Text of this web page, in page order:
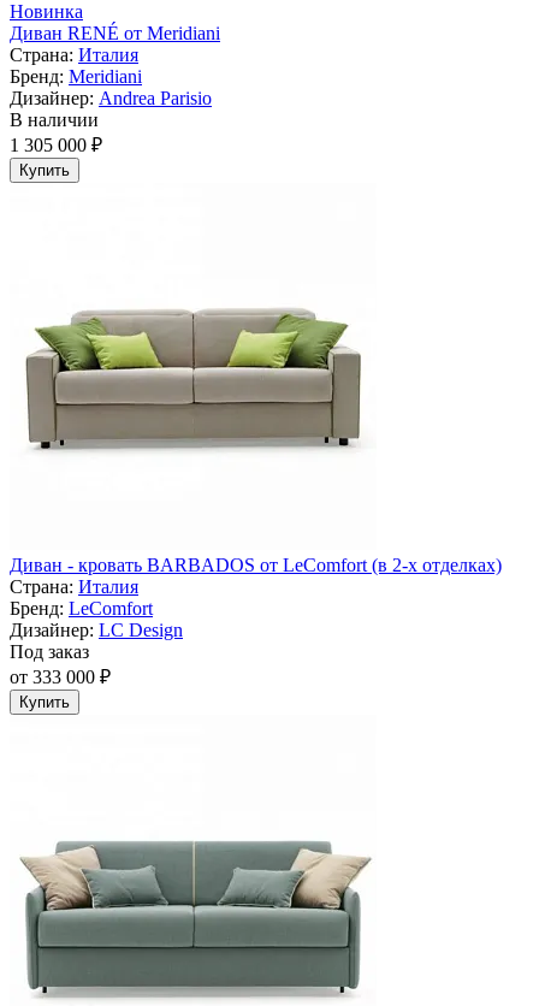
Новинка
Диван RENÉ от Meridiani
Страна: Италия
Бренд: Meridiani
Дизайнер: Andrea Parisio
В наличии
1 305 000 ₽
Купить
Диван - кровать BARBADOS от LeComfort (в 2-х отделках)
Страна: Италия
Бренд: LeComfort
Дизайнер: LC Design
Под заказ
от 333 000 ₽
Купить